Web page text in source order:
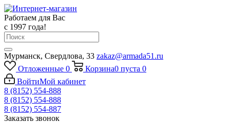
Работаем для Вас
с 1997 года!
Мурманск, Свердлова, 33 zakaz@armada51.ru
Отложенные 0 Корзина0 пуста 0
ВойтиМой кабинет
8 (8152) 554-888
8 (8152) 554-888
8 (8152) 554-887
Заказать звонок